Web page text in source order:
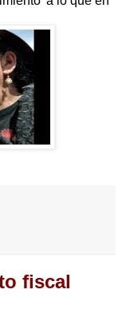
fiscal